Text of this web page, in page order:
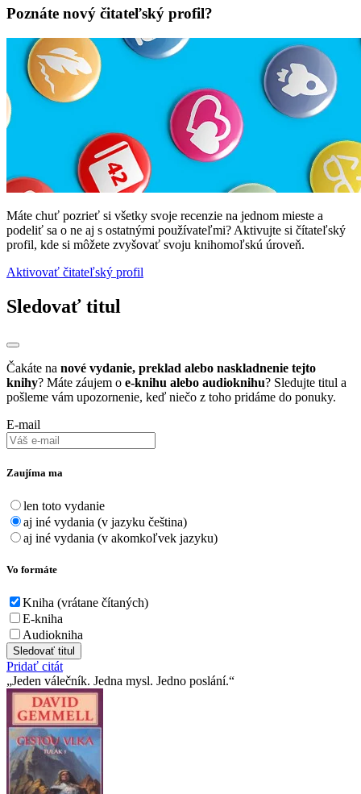
Poznáte nový čitateľský profil?
Máte chuť pozrieť si všetky svoje recenzie na jednom mieste a
podeliť sa o ne aj s ostatnými používateľmi? Aktivujte si čítateľský
profil, kde si môžete zvyšovať svoju knihomoľskú úroveň.
Aktivovať čitateľský profil
Sledovať titul
Čakáte na nové vydanie, preklad alebo naskladnenie tejto
knihy? Máte záujem o e-knihu alebo audioknihu? Sledujte titul a
pošleme vám upozornenie, keď niečo z toho pridáme do ponuky.
E-mail
Zaujíma ma
len toto vydanie
aj iné vydania (v jazyku čeština)
aj iné vydania (v akomkoľvek jazyku)
Vo formáte
Kniha (vrátane čítaných)
E-kniha
Audiokniha
Sledovať titul
Pridať citát
Jeden válečník. Jedna mysl. Jedno poslání.